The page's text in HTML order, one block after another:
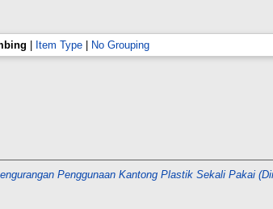
Item Type| No Grouping
Penggunaan Kantong Plastik Sekali Pakai